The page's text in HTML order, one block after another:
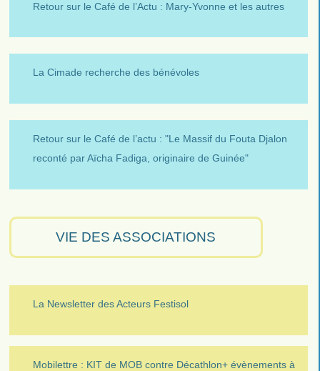
Retour sur le Café de l’Actu : Mary-Yvonne et les autres
La Cimade recherche des bénévoles
Retour sur le Café de l’actu : "Le Massif du Fouta Djalon
reconté par Aïcha Fadiga, originaire de Guinée"
VIE DES ASSOCIATIONS
La Newsletter des Acteurs Festisol
Mobilettre : KIT de MOB contre Décathlon+ évènements à